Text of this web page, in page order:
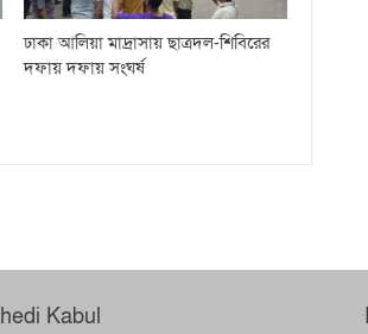
ঢাকা আলিয়া মাদ্রাসায় ছাত্রদল-শিবিরের
দফায় দফায় সংঘর্ষ
Kabul